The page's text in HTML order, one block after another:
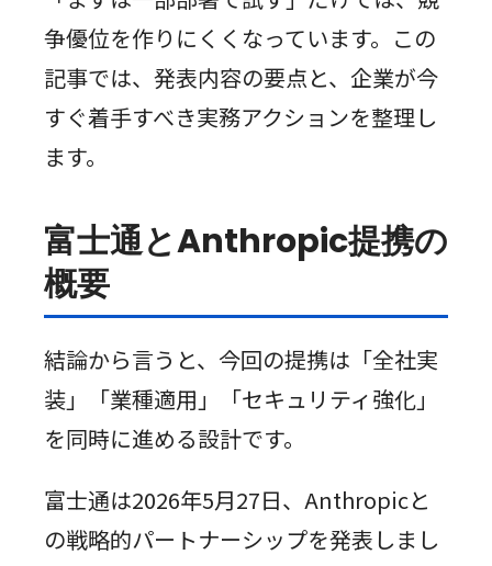
争優位を作りにくくなっています。この
記事では、発表内容の要点と、企業が今
すぐ着手すべき実務アクションを整理し
ます。
富士通とAnthropic提携の
概要
結論から言うと、今回の提携は「全社実
装」「業種適用」「セキュリティ強化」
を同時に進める設計です。
富士通は2026年5月27日、Anthropicと
の戦略的パートナーシップを発表しまし